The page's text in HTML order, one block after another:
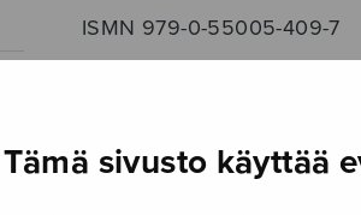
Tämä sivusto käyttää
ISMN 979-0-55005-409-7
Säveltäjä
Kostiainen